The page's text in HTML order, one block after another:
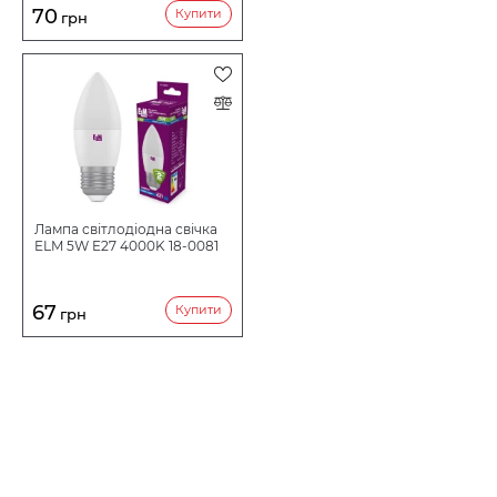
70 грн Купити
Лампа світлодіодна свічка
ELM 5W E27 4000K 18-0081
67 грн Купити